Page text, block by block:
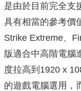
是由於目前完全支
具有相當的參考價
Strike Extreme、
版適合中高階電腦
度拉高到1920 x
的遊戲電腦選用，